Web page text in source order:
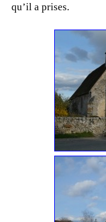
qu’il a prises.